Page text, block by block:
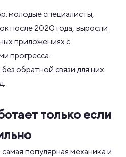
молодые специалисты,
после 2020 года, выросли
приложениях с
прогресса.
обратной связи для них
только если
популярная механика и